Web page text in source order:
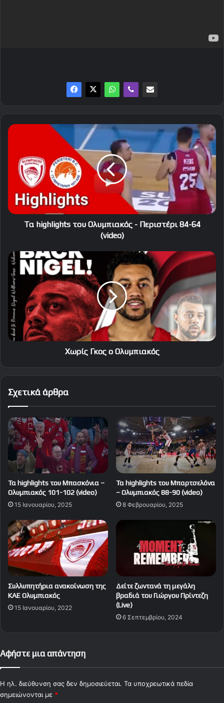
Τα
Ολυμπιακός
Περιστέρι
84-
(video)
Τα highlights του Ολυμπιακός - Περιστέρι 84-64
(video)
Χωρίς
Γκος
ο
Ολυμπιακός
Χωρίς Γκος ο Ολυμπιακός
Σχετικά άρθρα
Τα highlights του Μπασκόνια –
Ολυμπιακός 101-102 (video)
15 Ιανουαρίου, 2025
Τα highlights του Μπαρτσελόνα
– Ολυμπιακός 88-90 (video)
8 Φεβρουαρίου, 2025
Συλλυπητήρια ανακοίνωση της
ΚΑΕ Ολυμπιακός
15 Ιανουαρίου, 2022
Δείτε ζωντανά τη μεγάλη
βραδιά του Γιώργου Πρίντεζη
(Live)
6 Σεπτεμβρίου, 2024
Αφήστε μια απάντηση
Η ηλ. διεύθυνση σας δεν δημοσιεύεται. Τα υποχρεωτικά πεδία
σημειώνονται με *